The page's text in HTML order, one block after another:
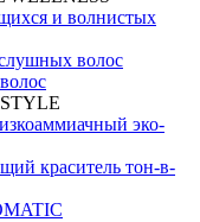
и волнистых
волос
эко-
краситель тон-в-